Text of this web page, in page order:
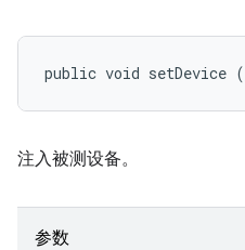
public void setDevice (
注入被测设备。
参数